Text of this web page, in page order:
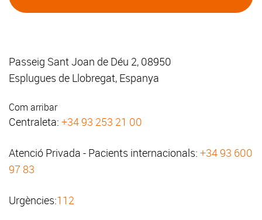
Passeig Sant Joan de Déu 2, 08950
Esplugues de Llobregat, Espanya
Com arribar
Centraleta: +34 93 253 21 00
Atenció Privada - Pacients internacionals: +34 93 600
97 83
Urgències:112